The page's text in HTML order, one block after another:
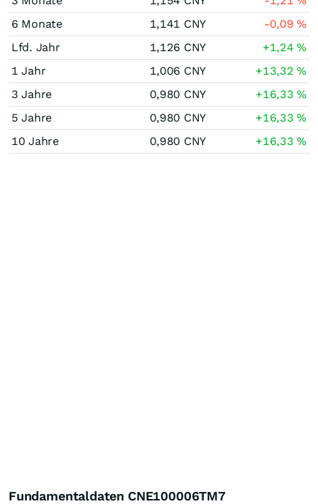
6 Monate
1,141 CNY -0,09%
Lfd. Jahr
1,126 CNY +1,24%
1 Jahr
1,006 CNY +13,32%
3 Jahre
0,980 CNY +16,33%
5 Jahre
0,980 CNY +16,33%
10 Jahre
0,980 CNY +16,33%
Fundamentaldaten CNE100006TM7